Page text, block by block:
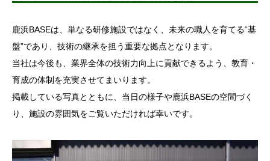
鹿浜BASEは、単なる研修施設ではなく、未来の職人を育てる“基
盤”であり、技術の継承を担う重要な拠点となります。
当社は今後も、業界全体の技術力向上に貢献できるよう、教育・
育成の体制を充実させてまいります。
掲載している写真とともに、当日の様子や鹿浜BASEの空間づく
り、施設の雰囲気をご覧いただければ幸いです。